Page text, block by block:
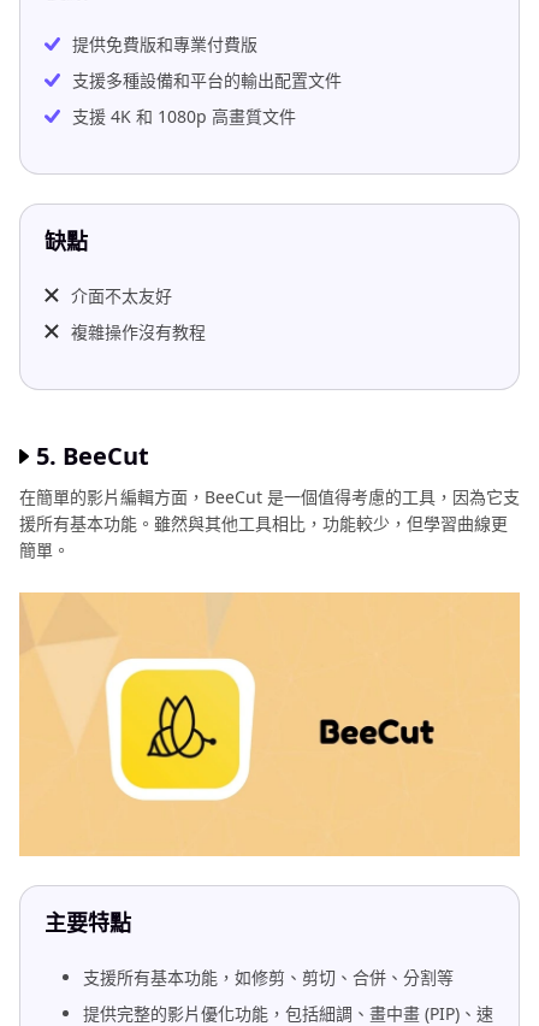
提供免費版和專業付費版
支援多種設備和平台的輸出配置文件
支援 4K 和 1080p 高畫質文件
缺點
介面不太友好
複雜操作沒有教程
5. BeeCut
在簡單的影片編輯方面，BeeCut 是一個值得考慮的工具，因為它支
援所有基本功能。雖然與其他工具相比，功能較少，但學習曲線更
簡單。
主要特點
支援所有基本功能，如修剪、剪切、合併、分割等
提供完整的影片優化功能，包括細調、畫中畫 (PIP)、速